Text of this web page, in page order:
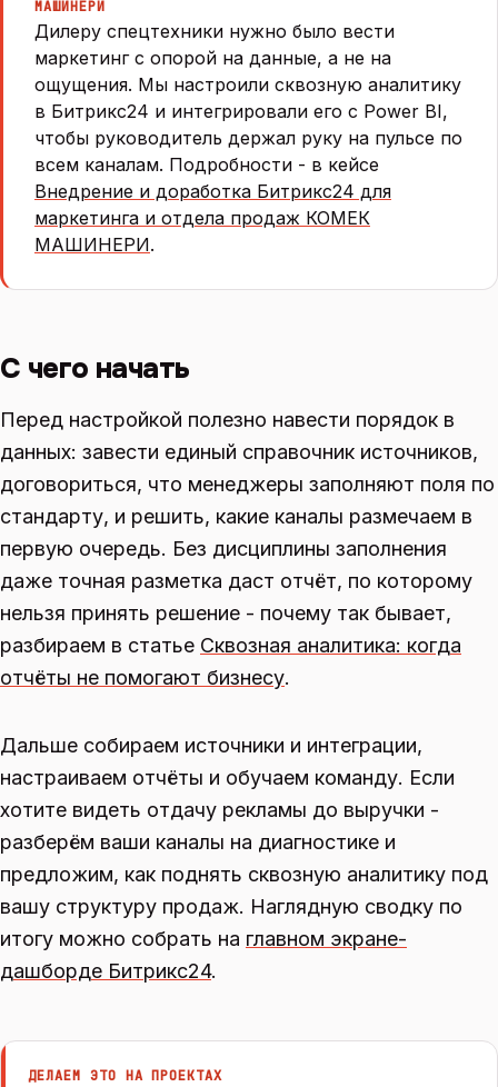
МАШИНЕРИ
Дилеру спецтехники нужно было вести
маркетинг с опорой на данные, а не на
ощущения. Мы настроили сквозную аналитику
в Битрикс24 и интегрировали его с Power BI,
чтобы руководитель держал руку на пульсе по
всем каналам. Подробности - в кейсе
Внедрение и доработка Битрикс24 для
маркетинга и отдела продаж КОМЕК
МАШИНЕРИ.
С чего начать
Перед настройкой полезно навести порядок в
данных: завести единый справочник источников,
договориться, что менеджеры заполняют поля по
стандарту, и решить, какие каналы размечаем в
первую очередь. Без дисциплины заполнения
даже точная разметка даст отчёт, по которому
нельзя принять решение - почему так бывает,
разбираем в статье Сквозная аналитика: когда
отчёты не помогают бизнесу.
Дальше собираем источники и интеграции,
настраиваем отчёты и обучаем команду. Если
хотите видеть отдачу рекламы до выручки -
разберём ваши каналы на диагностике и
предложим, как поднять сквозную аналитику под
вашу структуру продаж. Наглядную сводку по
итогу можно собрать на главном экране-
дашборде Битрикс24.
ДЕЛАЕМ ЭТО НА ПРОЕКТАХ